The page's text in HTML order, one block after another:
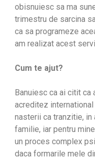
obisnuiesc sa ma
trimestru de sarcina
ca sa programeze
am realizat acest
Cum te ajut?
Banuiesc ca ai citit
acreditez
nasterii ca tranzitie,
familie, iar pentru
un proces complex
daca formarile mele